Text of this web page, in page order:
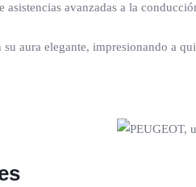
avanzadas a la
aura elegante, impresionando a